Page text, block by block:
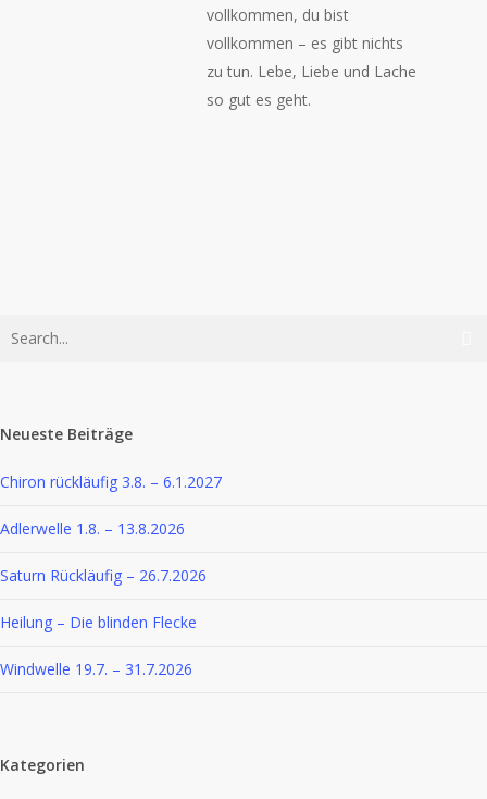
vollkommen, du bist
vollkommen – es gibt nichts
zu tun. Lebe, Liebe und Lache
so gut es geht.
Neueste Beiträge
Chiron rückläufig 3.8. – 6.1.2027
Adlerwelle 1.8. – 13.8.2026
Saturn Rückläufig – 26.7.2026
Heilung – Die blinden Flecke
Windwelle 19.7. – 31.7.2026
Kategorien